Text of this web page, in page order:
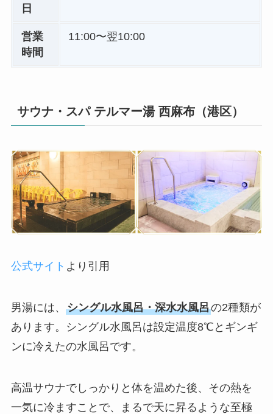
日
営業
時間
11:00〜翌10:00
サウナ・スパ テルマー湯 西麻布（港区）
公式サイト より引用
男湯には、 シングル水風呂・深水水風呂の2種類が
あります。シングル水風呂は設定温度8℃とギンギ
ンに冷えたの水風呂です。
高温サウナでしっかりと体を温めた後、その熱を
一気に冷ますことで、まるで天に昇るような至極